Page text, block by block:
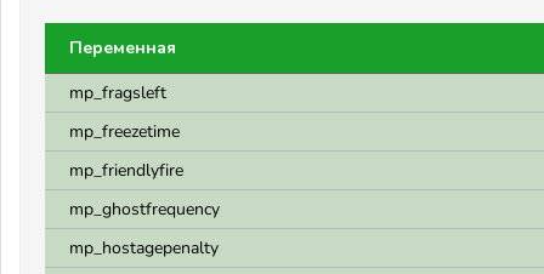
Переменная
mp_fragsleft
mp_freezetime
mp_friendlyfire
mp_ghostfrequency
mp_hostagepenalty